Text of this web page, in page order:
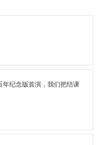
年纪念版首演，我们把结课